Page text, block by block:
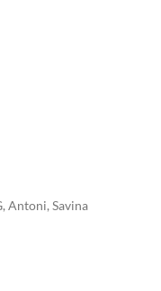
Antoni, Savina